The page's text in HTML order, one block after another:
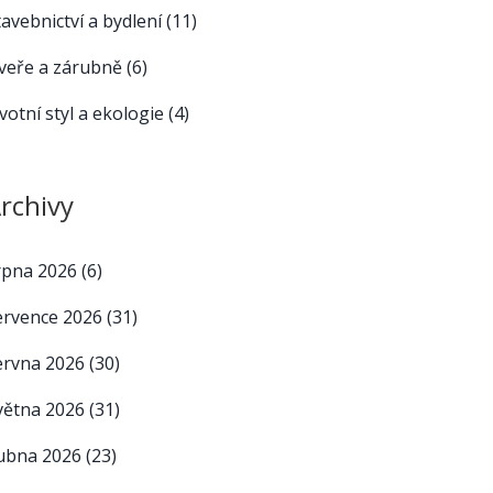
a bydlení(11)
a zárubně(6)
styl a ekologie (4)
2026 (6)
2026 (31)
2026 (30)
2026 (31)
2026 (23)